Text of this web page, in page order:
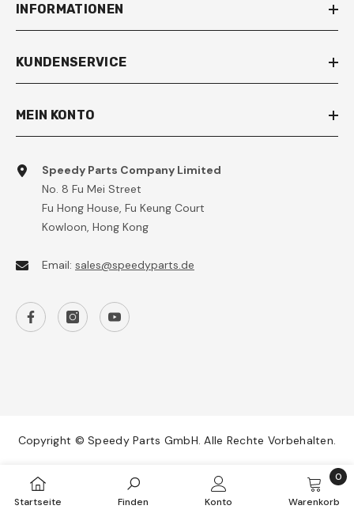
INFORMATIONEN
KUNDENSERVICE
MEIN KONTO
Speedy Parts Company Limited
No. 8 Fu Mei Street
Fu Hong House, Fu Keung Court
Kowloon, Hong Kong
Email: sales@speedyparts.de
Copyright © Speedy Parts GmbH. Alle Rechte Vorbehalten.
Payment
methods
Startseite Finden Konto Warenkorb
0